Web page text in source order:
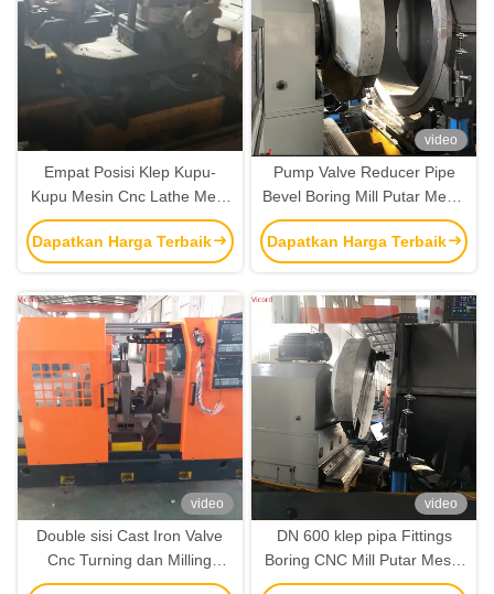
Empat Posisi Klep Kupu-
Kupu Mesin Cnc Lathe Meja
Rotary Mesin Khusus
Dapatkan Harga Terbaik
video
Pump Valve Reducer Pipe
Bevel Boring Mill Putar Mesin
CNC Mesin Lathe
Dapatkan Harga Terbaik
video
Double sisi Cast Iron Valve
Cnc Turning dan Milling
Mesin Lathe
video
DN 600 klep pipa Fittings
Boring CNC Mill Putar Mesin
Lathe